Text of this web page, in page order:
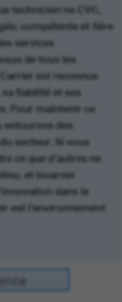
CVC,
compétente et fière
services
de tous les
est reconnue
fiabilité et ses
Pour maintenir ce
entourons des
secteur. Si vous
ce que d’autres ne
et incarner
dans le
est l’environnement